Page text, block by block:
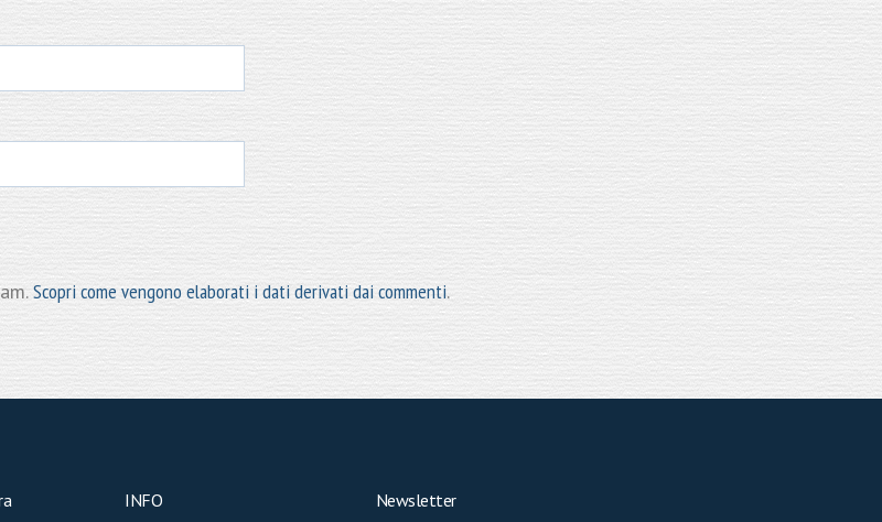
Scopri come vengono elaborati i dati derivati dai commenti.
INFO Newsletter